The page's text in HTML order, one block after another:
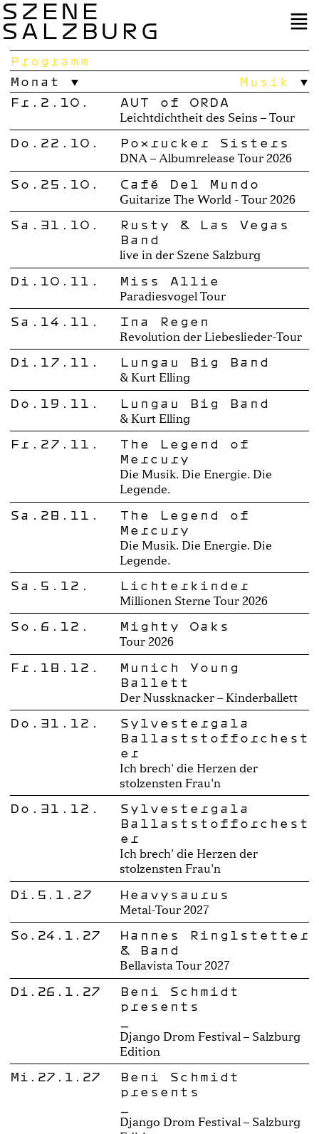
SZENE
SALZBURG
Programm
Monat
Musik
Fr.2.10.
AUT of ORDA
Leichtdichtheit des Seins – Tour
Do.22.10. Poxrucker Sisters
DNA – Albumrelease Tour 2026
So.25.10. Café Del Mundo
Guitarize The World - Tour 2026
Sa.31.10.
Rusty & Las Vegas
Band
live in der Szene Salzburg
Di.10.11. Miss Allie
Paradiesvogel Tour
Sa.14.11. Ina Regen
Revolution der Liebeslieder-Tour
Di.17.11. Lungau Big Band
& Kurt Elling
Do.19.11. Lungau Big Band
& Kurt Elling
Fr.27.11.
The Legend of
Mercury
Die Musik. Die Energie. Die
Legende.
Sa.28.11.
The Legend of
Mercury
Die Musik. Die Energie. Die
Legende.
Sa.5.12. Lichterkinder
Millionen Sterne Tour 2026
So.6.12. Mighty Oaks
Tour 2026
Fr.18.12.
Munich Young
Ballett
Der Nussknacker – Kinderballett
Do.31.12.
Sylvestergala
Ballaststofforchest
er
Ich brech' die Herzen der
stolzensten Frau'n
Do.31.12.
Sylvestergala
Ballaststofforchest
er
Ich brech' die Herzen der
stolzensten Frau'n
Di.5.1.27 Heavysaurus
Metal-Tour 2027
So.24.1.27
Hannes Ringlstetter
& Band
Bellavista Tour 2027
Di.26.1.27
Beni Schmidt
presents
Django Drom Festival – Salzburg
Edition
Mi.27.1.27
Beni Schmidt
presents
Django Drom Festival – Salzburg